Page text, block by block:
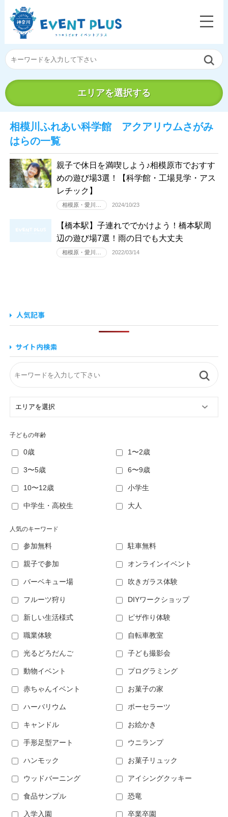
エリアを選択する
相模川ふれあい科学館 アクアリウムさがみ
はらの一覧
親子で休日を満喫しよう♪相模原市でおすす
めの遊び場3選！【科学館・工場見学・アス
レチック】
相模原・愛川… 2024/10/23
【橋本駅】子連れででかけよう！橋本駅周
辺の遊び場7選！雨の日でも大丈夫
相模原・愛川… 2022/03/14
子どもの年齢
0歳 1〜2歳
3〜5歳 6〜9歳
10〜12歳 小学生
中学生・高校生 大人
人気のキーワード
参加無料 駐車無料
親子で参加 オンラインイベント
バーベキュー場 吹きガラス体験
フルーツ狩り DIYワークショップ
新しい生活様式 ピザ作り体験
職業体験 自転車教室
光るどろだんご 子ども撮影会
動物イベント プログラミング
赤ちゃんイベント お菓子の家
ハーバリウム ポーセラーツ
キャンドル お絵かき
手形足型アート ウニランプ
ハンモック お菓子リュック
ウッドバーニング アイシングクッキー
食品サンプル 恐竜
入学入園 卒業卒園